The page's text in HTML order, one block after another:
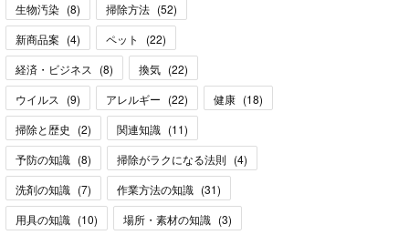
生物汚染 (8) 掃除方法 (52)
新商品案 (4) ペット (22)
経済・ビジネス
(8) 換気 (22)
ウイルス
(9) アレルギー (22) 健康 (18)
掃除と歴史
(2) 関連知識 (11)
予防の知識 (8) 掃除がラクになる法則 (4)
洗剤の知識 (7) 作業方法の知識 (31)
用具の知識 (10) 場所・素材の知識 (3)